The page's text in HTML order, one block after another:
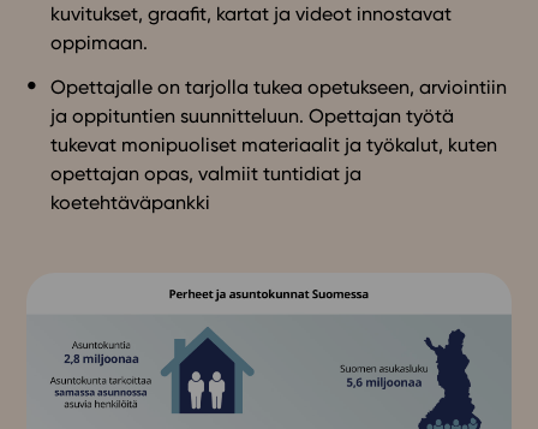
Tilaa uutiskirje
In English
kuvitukset, graafit, kartat ja videot innostavat
oppimaan.
Opettajalle on tarjolla tukea opetukseen, arviointiin
ja oppituntien suunnitteluun. Opettajan työtä
tukevat monipuoliset materiaalit ja työkalut, kuten
opettajan opas, valmiit tuntidiat ja
koetehtäväpankki